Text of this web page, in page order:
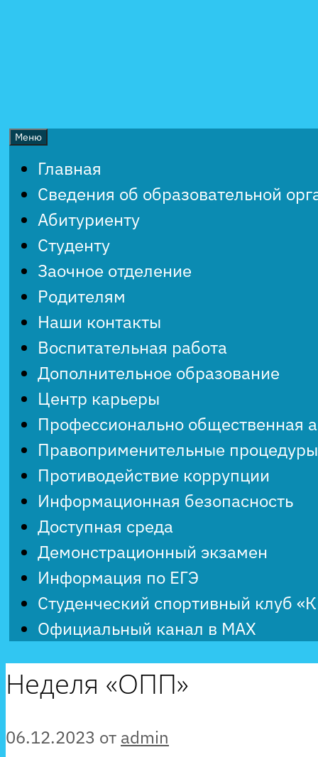
Меню
Главная
Сведения об образовательной
Абитуриенту
Студенту
Заочное отделение
Родителям
Наши контакты
Воспитательная работа
Дополнительное образование
Центр карьеры
Профессионально общественная
Правоприменительные процедуры
Противодействие коррупции
Информационная безопасность
Доступная среда
Демонстрационный экзамен
Информация по ЕГЭ
Студенческий спортивный клуб
Официальный канал в MAX
Неделя «ОПП»
06.12.2023 от admin